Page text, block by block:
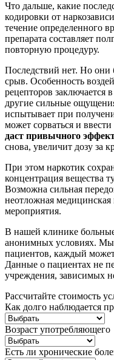
Что дальше, какие
кодировки от
течение определенного
препарата составляет
повторную процедуру.
Последствий нет. Но они
срыв. Особенность
рецепторов заключается
другие сильные
испытывает при
может сорваться и
даст привычного
снова, увеличит дозу за
При этом наркотик
концентрация вещества
Возможна сильная
неотложная
мероприятия.
В нашей клинике больные
анонимных условиях. Мы
пациентов, каждый
Данные о пациентах не
учреждения, зависимых
Рассчитайте стоимость
Как долго наблюдается
Возраст употребляющего
Есть ли хронические